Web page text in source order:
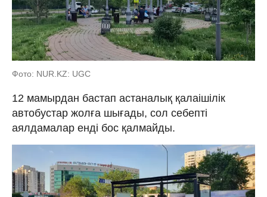
Фото: NUR.KZ: UGC
12 мамырдан бастап астаналық қалаішілік
автобустар жолға шығады, сол себепті
аялдамалар енді бос қалмайды.